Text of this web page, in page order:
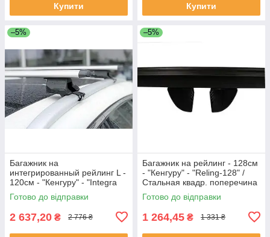
Купити Купити
–5%
Багажник на
интегрированный рейлинг L -
120см - "Кенгуру" - "Integra
Aero Techno" захват от 33мм
Готово до відправки
2 637,20 ₴ 2 776 ₴
–5%
Багажник на рейлинг - 128cм
- "Кенгуру" - "Reling-128" /
Стальная квадр. поперечина
Готово до відправки
1 264,45 ₴ 1 331 ₴